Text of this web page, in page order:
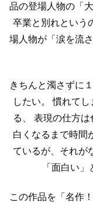
品の登場人物の「
卒業と別れという
場人物が「涙を流
きちんと濁さずに
したい。
慣れてし
る、
表現の仕方は
白くなるまで時間
ているが、それが
「面白い
この作品を「名作